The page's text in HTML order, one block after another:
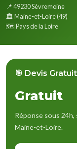
📍 49230 Sèvremoine
🏛️ Maine-et-Loire (49)
🗺️ Pays de la Loire
🎯 Devis
Gratuit
Réponse sous
Maine-et-Loire.